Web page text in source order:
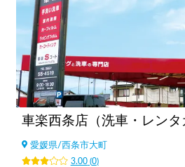
車楽西条店（洗車・レンタ
愛媛県/西条市大町
3.00(0)